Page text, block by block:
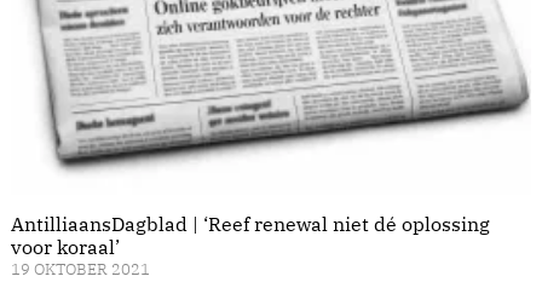
AntilliaansDagblad | ‘Reef renewal niet dé oplossing
voor koraal’
19 OKTOBER 2021